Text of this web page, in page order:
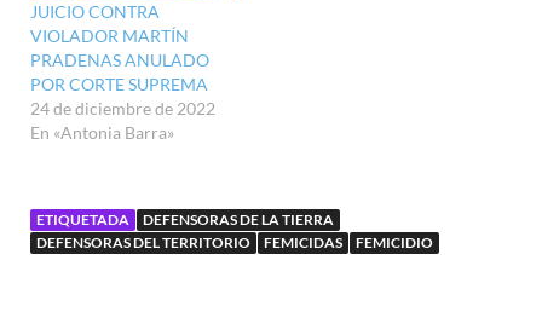
JUICIO CONTRA
VIOLADOR MARTÍN
PRADENAS ANULADO
POR CORTE SUPREMA
24 de diciembre de 2022
En «Antonia Barra»
ETIQUETADA
DEFENSORAS DE LA TIERRA
DEFENSORAS DEL TERRITORIO
FEMICIDAS FEMICIDIO